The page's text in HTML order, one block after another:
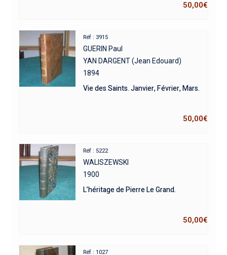
50,00€
Réf : 3915
GUERIN Paul
YAN DARGENT (Jean Edouard)
1894
Vie des Saints. Janvier, Février, Mars.
50,00€
Réf : 5222
WALISZEWSKI
1900
L’héritage de Pierre Le Grand.
50,00€
Réf : 1027